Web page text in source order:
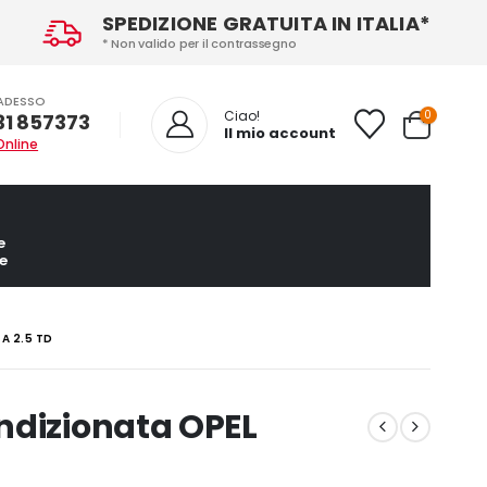
SPEDIZIONE GRATUITA IN ITALIA*
* Non valido per il contrassegno
857373 Ciao!
Il mio account
0
A 2.5 TD
OPEL